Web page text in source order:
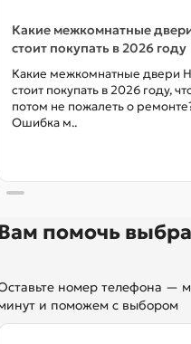
Какие межкомнатные
стоит покупать в 2026 году
Какие межкомнатные двери
стоит покупать в 2026 году,
потом не пожалеть о
Ошибка м..
помочь
номер телефона —
и поможем с выбором